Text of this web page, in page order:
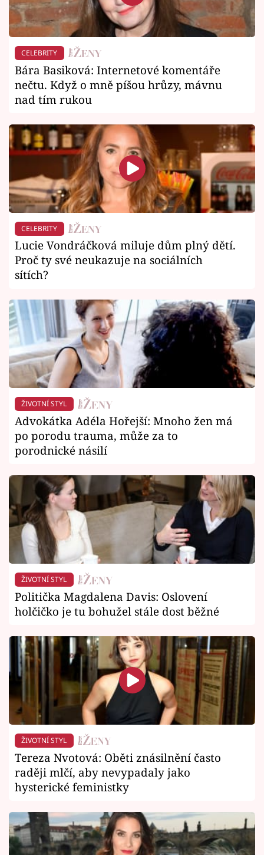
CELEBRITY
Bára Basiková: Internetové komentáře
nečtu. Když o mně píšou hrůzy, mávnu
nad tím rukou
CELEBRITY
Lucie Vondráčková miluje dům plný dětí.
Proč ty své neukazuje na sociálních
sítích?
ŽIVOTNÍ STYL
Advokátka Adéla Hořejší: Mnoho žen má
po porodu trauma, může za to
porodnické násilí
ŽIVOTNÍ STYL
Politička Magdalena Davis: Oslovení
holčičko je tu bohužel stále dost běžné
ŽIVOTNÍ STYL
Tereza Nvotová: Oběti znásilnění často
raději mlčí, aby nevypadaly jako
hysterické feministky